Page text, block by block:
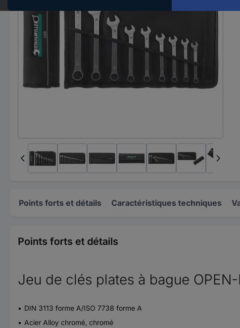
Points forts et détails Caractéristiques techniques
Points forts et détails
Jeu de clés plates à bague OPEN-
DIN 3113 forme A/ISO 7738 forme A
Acier Alloy chromé, chromé